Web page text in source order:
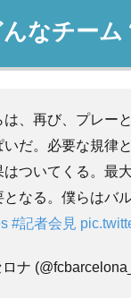
なチーム
は、再び、プレー
だ。必要な規律
はついてくる。最
なる。僕らはバ
#記者会見
ナ